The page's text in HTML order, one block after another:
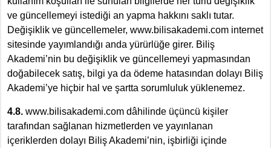
ve güncellemeyi istediği an yapma hakkını saklı tutar.
Değişiklik ve güncellemeler, www.bilisakademi.com internet
sitesinde yayımlandığı anda yürürlüğe girer. Biliş
Akademi’nin bu değişiklik ve güncellemeyi yapmasından
doğabilecek satış, bilgi ya da ödeme hatasından dolayı Biliş
Akademi’ye hiçbir hal ve şartta sorumluluk yüklenemez.
4.8. www.bilisakademi.com dâhilinde üçüncü kişiler
tarafından sağlanan hizmetlerden ve yayınlanan
içeriklerden dolayı Biliş Akademi’nin, işbirliği içinde